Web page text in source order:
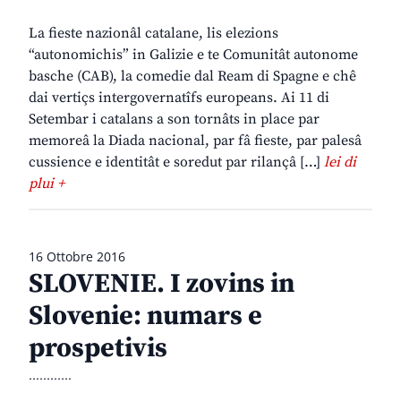
La fieste nazionâl catalane, lis elezions
“autonomichis” in Galizie e te Comunitât autonome
basche (CAB), la comedie dal Ream di Spagne e chê
dai vertiçs intergovernatîfs europeans. Ai 11 di
Setembar i catalans a son tornâts in place par
memoreâ la Diada nacional, par fâ fieste, par palesâ
cussience e identitât e soredut par rilançâ […] lei di
plui +
16 Ottobre 2016
SLOVENIE. I zovins in
Slovenie: numars e
prospetivis
............